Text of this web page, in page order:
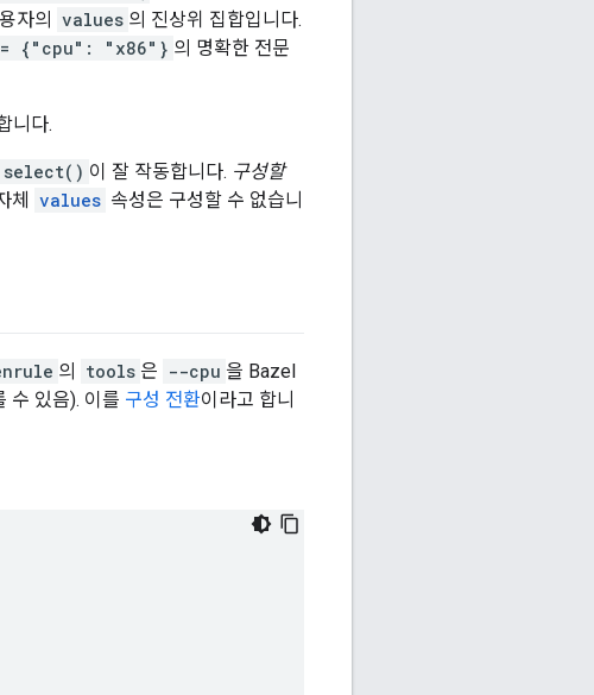
자의 values 의 진상위 집합입니다.
{"cpu": "x86"} 의 명확한 전문
니다.
select() 이 잘 작동합니다. 구성할
체 values 속성은 구성할 수 없습니
의 tools 은 --cpu 을 Bazel
수 있음). 이를 구성 전환이라고 합니